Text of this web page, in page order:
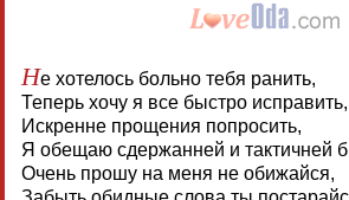
Не хотелось больно тебя ранить,
Теперь хочу я все быстро исправить,
Искренне прощения попросить,
Я обещаю сдержанней и тактичней
Очень прошу на меня не обижайся,